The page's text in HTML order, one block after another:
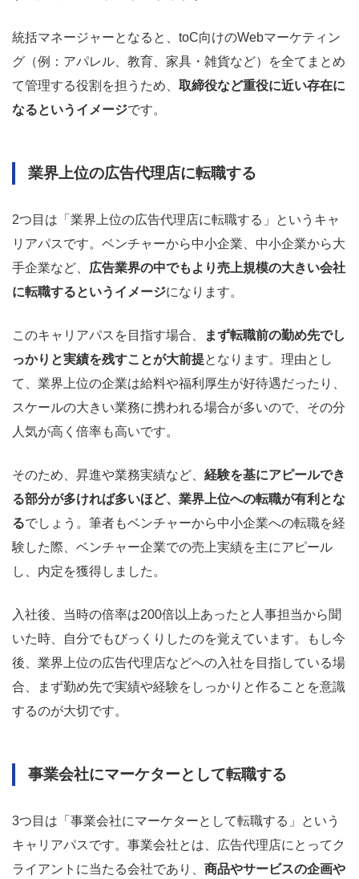
統括マネージャーとなると、toC向けのWebマーケティン
グ（例：アパレル、教育、家具・雑貨など）を全てまとめ
て管理する役割を担うため、 取締役など重役に近い存在に
なるというイメージです。
業界上位の広告代理店に転職する
2つ目は「業界上位の広告代理店に転職する」というキャ
リアパスです。ベンチャーから中小企業、中小企業から大
手企業など、 広告業界の中でもより売上規模の大きい会社
に転職するというイメージになります。
このキャリアパスを目指す場合、
まず転職前の勤め先でし
っかりと実績を残すことが大前提となります。理由とし
て、業界上位の企業は給料や福利厚生が好待遇だったり、
スケールの大きい業務に携われる場合が多いので、その分
人気が高く倍率も高いです。
そのため、昇進や業務実績など、 経験を基にアピールでき
る部分が多ければ多いほど、業界上位への転職が有利とな
るでしょう。筆者もベンチャーから中小企業への転職を経
験した際、ベンチャー企業での売上実績を主にアピール
し、内定を獲得しました。
入社後、当時の倍率は200倍以上あったと人事担当から聞
いた時、自分でもびっくりしたのを覚えています。もし今
後、業界上位の広告代理店などへの入社を目指している場
合、まず勤め先で実績や経験をしっかりと作ることを意識
するのが大切です。
事業会社にマーケターとして転職する
3つ目は「事業会社にマーケターとして転職する」という
キャリアパスです。事業会社とは、広告代理店にとってク
ライアントに当たる会社であり、 商品やサービスの企画や